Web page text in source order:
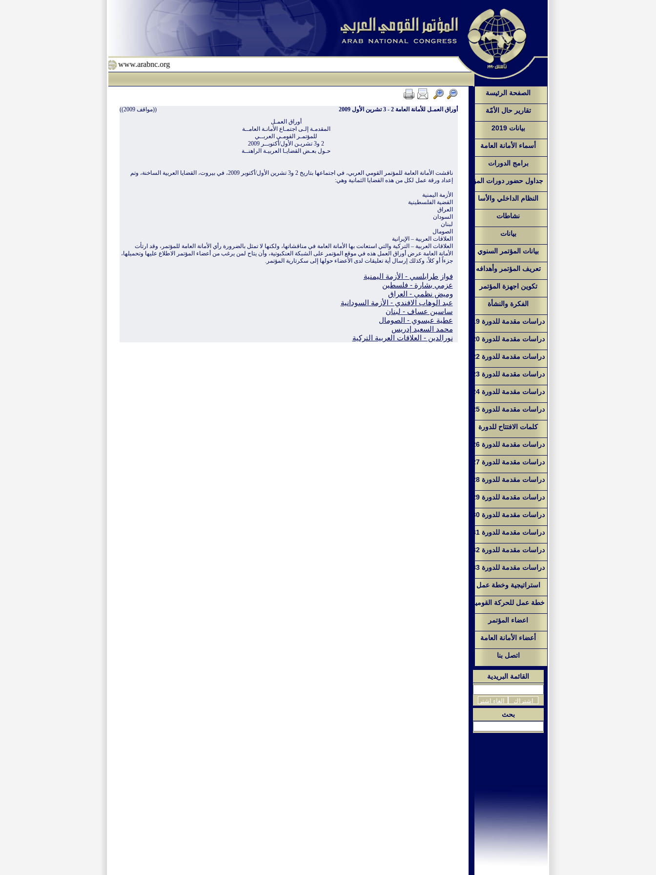
www.arabnc.org
الصفحة الرئيسة
تقارير حال الأمّة
بيانات 2019
أسماء الأمانة العامة
برامج الدورات
جداول حضور دورات المؤ
النظام الداخلي والأسا
نشاطات
بيانات
بيانات المؤتمر السنوي
تعريف المؤتمر وأهدافه
تكوين اجهزة المؤتمر
الفكرة والنشأة
دراسات مقدمة للدورة 19
دراسات مقدمة للدورة 20
دراسات مقدمة للدورة 22
دراسات مقدمة للدورة 23
دراسات مقدمة للدورة 24
دراسات مقدمة للدورة 25
كلمات الافتتاح للدورة
دراسات مقدمة للدورة 26
دراسات مقدمة للدورة 27
دراسات مقدمة للدورة 28
دراسات مقدمة للدورة 29
دراسات مقدمة للدورة 30
دراسات مقدمة للدورة 31
دراسات مقدمة للدورة 32
دراسات مقدمة للدورة 33
استراتيجية وخطة عمل
خطة عمل للحركة القومية
اعضاء المؤتمر
أعضاء الأمانة العامة
اتصل بنا
القائمة البريدية
بحث
أوراق العمـل للأمانة العامة 2 - 3 تشرين الأول 2009
((مواقف 2009))
أوراق العمـل
المقدمـة إلـى اجتمـاع الأمانـة العامــة
للمؤتمـر القومـي العربــي
2 و3 تشريـن الأول/أكتوبــر 2009
حـول بعـض القضايـا العربيـة الراهنــة
ناقشت الأمانة العامة للمؤتمر القومي العربي، في اجتماعها بتاريخ 2 و3 تشرين الأول/أكتوبر 2009، في بيروت، القضايا العربية الساخنة، وتم
إعداد ورقة عمل لكل من هذه القضايا الثمانية وهي:
الأزمة اليمنية
القضية الفلسطينية
العراق
السودان
لبنان
الصومال
العلاقات العربية – الإيرانية
العلاقات العربية – التركية والتي استعانت بها الأمانة العامة في مناقشاتها، ولكنها لا تمثل بالضرورة رأي الأمانة العامة للمؤتمر، وقد ارتأت
الأمانة العامة عرض أوراق العمل هذه في موقع المؤتمر على الشبكة العنكبوتية، وأن يتاح لمن يرغب من أعضاء المؤتمر الاطلاع عليها وتحميلها،
جزءاً أو كلاً، وكذلك إرسال أية تعليقات لدى الأعضاء حولها إلى سكرتارية المؤتمر.
فواز طرابلسي - الأزمة اليمنية
عزمي بشارة - فلسطين
وميض نظمي - العراق
عبد الوهاب الافندي - الأزمة السودانية
ساسين عساف - لبنان
عطية عيسوي - الصومال
محمد السعيد إدريس
نورالدين - العلاقات العربية التركية